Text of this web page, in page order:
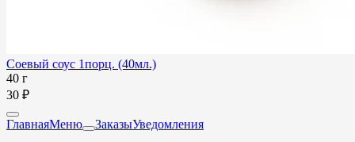
Соевый соус 1порц. (40мл.)
40 г
30 ₽
ГлавнаяМеню ЗаказыУведомления